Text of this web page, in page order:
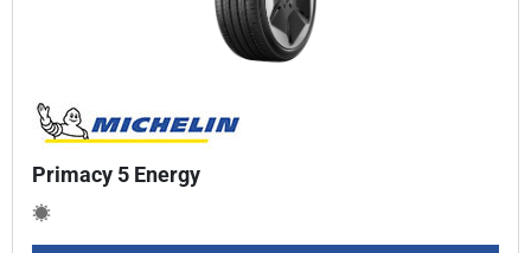
Primacy 5 Energy